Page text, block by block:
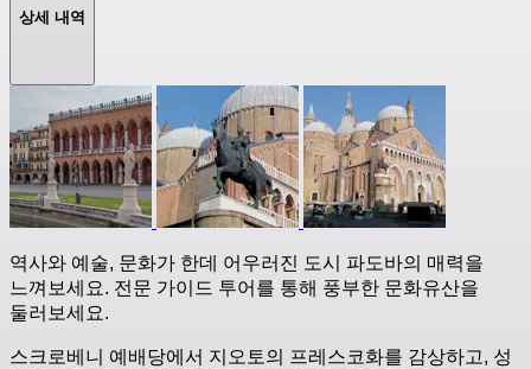
상세 내역
역사와 예술, 문화가 한데 어우러진 도시 파도바의 매력을
느껴보세요. 전문 가이드 투어를 통해 풍부한 문화유산을
둘러보세요.
스크로베니 예배당에서 지오토의 프레스코화를 감상하고, 성